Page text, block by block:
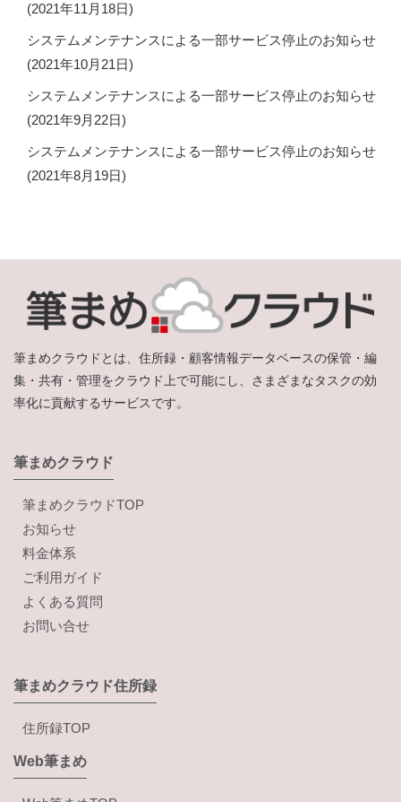
(2021年11月18日)
システムメンテナンスによる一部サービス停止のお知らせ
(2021年10月21日)
システムメンテナンスによる一部サービス停止のお知らせ
(2021年9月22日)
システムメンテナンスによる一部サービス停止のお知らせ
(2021年8月19日)
筆まめクラウドとは、住所録・顧客情報データベースの保管・編
集・共有・管理をクラウド上で可能にし、さまざまなタスクの効
率化に貢献するサービスです。
筆まめクラウド
筆まめクラウドTOP
お知らせ
料金体系
ご利用ガイド
よくある質問
お問い合せ
筆まめクラウド住所録
住所録TOP
Web筆まめ